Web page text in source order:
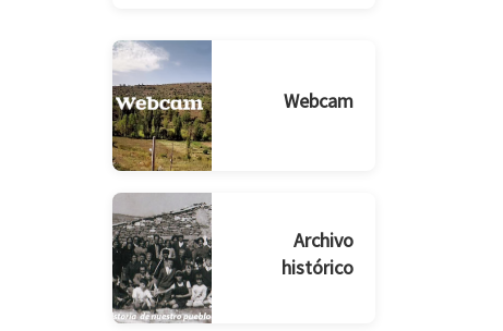
Webcam
Archivo
histórico